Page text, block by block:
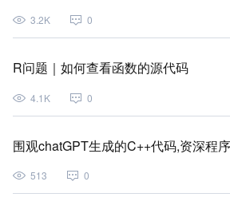
3.2K 0
R问题｜如何查看函数的源代码
4.1K 0
围观chatGPT生成的C++代码,资深程
513 0